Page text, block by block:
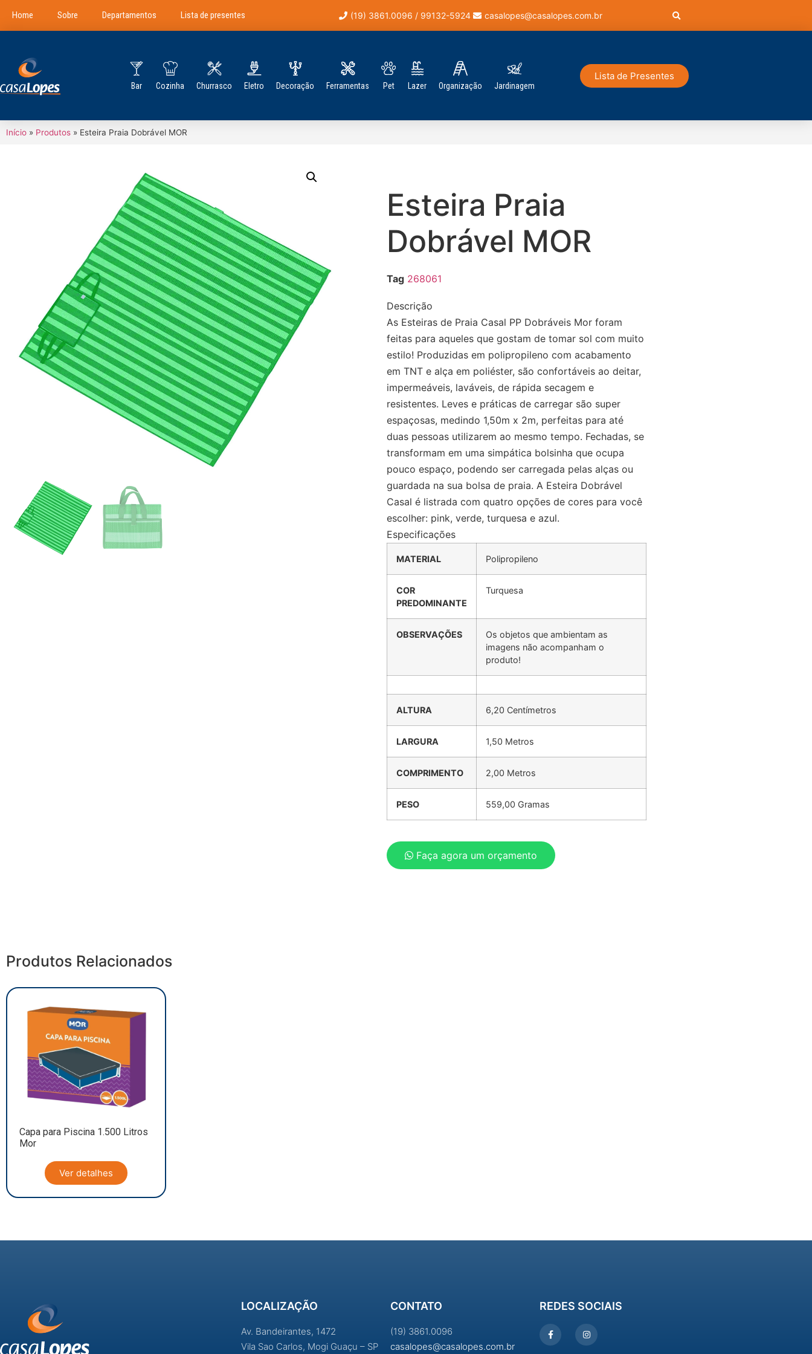
Home Sobre Departamentos Lista de presentes (19) 3861.0096 / 99132-5924 casalopes@casalopes.com.br
Bar Cozinha Churrasco Eletro Decoração Ferramentas Pet Lazer Organização Jardinagem
Lista de Presentes
Início » Produtos » Esteira Praia Dobrável MOR
Esteira Praia
Dobrável MOR
Tag 268061
Descrição
As Esteiras de Praia Casal PP Dobráveis Mor foram
feitas para aqueles que gostam de tomar sol com muito
estilo! Produzidas em polipropileno com acabamento
em TNT e alça em poliéster, são confortáveis ao deitar,
impermeáveis, laváveis, de rápida secagem e
resistentes. Leves e práticas de carregar são super
espaçosas, medindo 1,50m x 2m, perfeitas para até
duas pessoas utilizarem ao mesmo tempo. Fechadas, se
transformam em uma simpática bolsinha que ocupa
pouco espaço, podendo ser carregada pelas alças ou
guardada na sua bolsa de praia. A Esteira Dobrável
Casal é listrada com quatro opções de cores para você
escolher: pink, verde, turquesa e azul.
Especificações
MATERIAL Polipropileno
COR
PREDOMINANTE
Turquesa
OBSERVAÇÕES
Os objetos que ambientam as
imagens não acompanham o
produto!
ALTURA 6,20 Centímetros
LARGURA 1,50 Metros
COMPRIMENTO 2,00 Metros
PESO 559,00 Gramas
Faça agora um orçamento
Produtos Relacionados
Capa para Piscina 1.500 Litros
Mor
Ver detalhes
LOCALIZAÇÃO
Av. Bandeirantes, 1472
Vila Sao Carlos, Mogi Guaçu – SP
CONTATO
(19) 3861.0096
casalopes@casalopes.com.br
REDES SOCIAIS